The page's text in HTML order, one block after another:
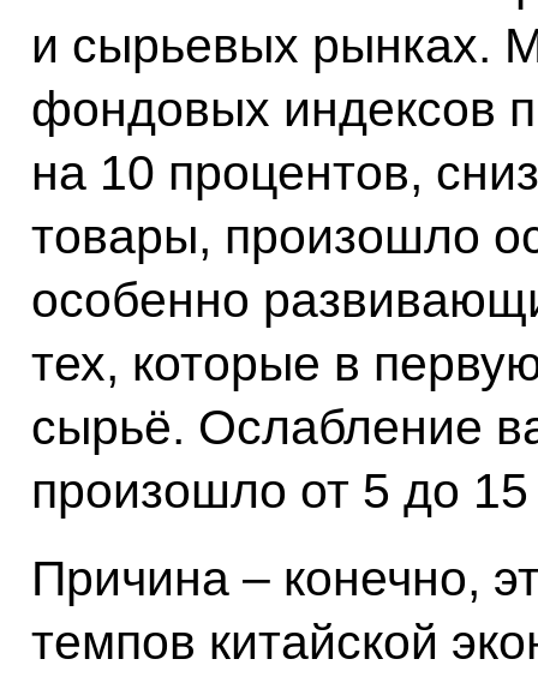
и сырьевых рынках.
фондовых индексов
на 10 процентов,
товары, произошло
особенно
тех, которые в
сырьё. Ослабление
произошло от 5 до
Причина – конечно,
темпов китайской